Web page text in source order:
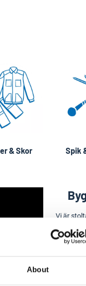
About
& Skor Spik
Vi är
vare